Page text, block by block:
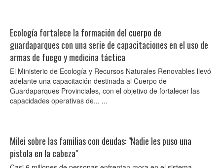
Ecología fortalece la formación del cuerpo de
guardaparques con una serie de capacitaciones en el uso de
armas de fuego y medicina táctica
El Ministerio de Ecología y Recursos Naturales Renovables llevó
adelante una capacitación destinada al Cuerpo de
Guardaparques Provinciales, con el objetivo de fortalecer las
capacidades operativas de... ...
Milei sobre las familias con deudas: "Nadie les puso una
pistola en la cabeza"